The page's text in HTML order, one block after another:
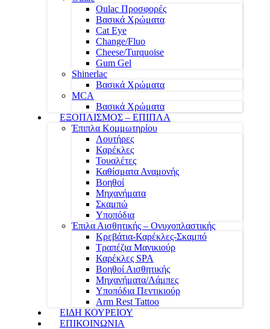
Oulac Προσφορές
Βασικά Χρώματα
Cat Eye
Change/Fluo
Cheese/Turquoise
Gum Gel
Shinerlac
Βασικά Χρώματα
MCA
Βασικά Χρώματα
ΕΞΟΠΛΙΣΜΟΣ – ΕΠΙΠΛΑ
Έπιπλα Κομμωτηρίου
Λουτήρες
Καρέκλες
Τουαλέτες
Καθίσματα Αναμονής
Βοηθοί
Μηχανήματα
Σκαμπώ
Υποπόδια
Έπιλα Αισθητικής – Ονυχοπλαστικής
Κρεβάτια-Καρέκλες-Σκαμπό
Τραπέζια Μανικιούρ
Καρέκλες SPA
Βοηθοί Αισθητικής
Μηχανήματα/Λάμπες
Υποπόδια Πεντικιούρ
Arm Rest Tattoo
ΕΙΔΗ ΚΟΥΡΕΙΟΥ
ΕΠΙΚΟΙΝΩΝΙΑ